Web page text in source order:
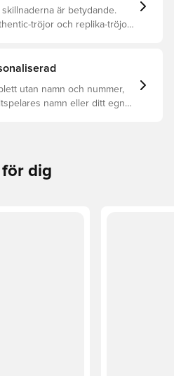
är betydande.
tröjor och replika-tröjor
utan namn och nummer,
namn eller ditt egna.
för dig